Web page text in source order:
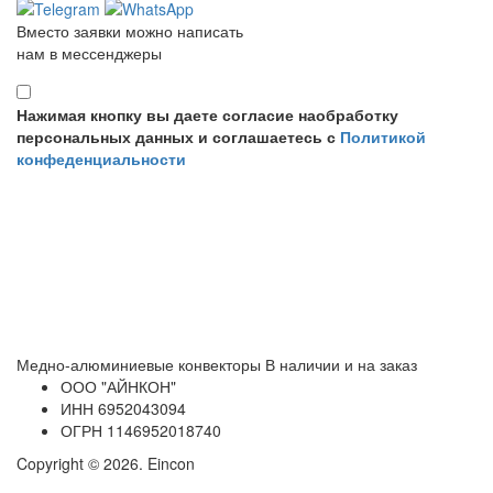
Вместо заявки можно написать
нам в мессенджеры
Нажимая кнопку вы даете согласие наобработку
персональных данных и соглашаетесь с Политикой
конфеденциальности
Медно-алюминиевые конвекторы В наличии и на заказ
ООО "АЙНКОН"
ИНН 6952043094
ОГРН 1146952018740
Copyright © 2026. Eincon